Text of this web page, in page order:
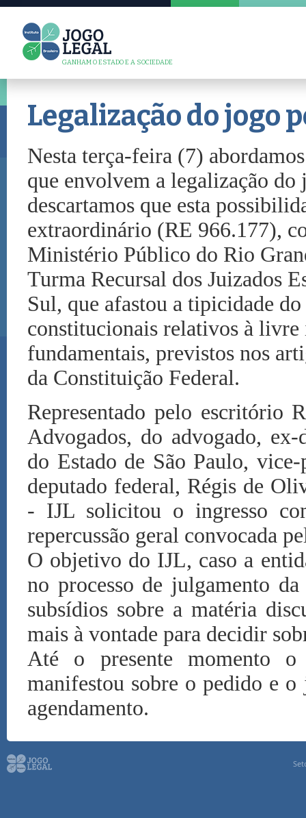
GANHAM O ESTADO E A SOCIEDADE
Legalização do jogo
Nesta terça-feira (7)
que envolvem a legalização
descartamos que esta
extraordinário (RE 966.177),
Ministério Público do Rio
Turma Recursal dos Juizados
Sul, que afastou a tipicidade
constitucionais relativos à
fundamentais, previstos nos
da Constituição Federal.
Representado pelo escritório
Advogados, do advogado,
do Estado de São Paulo,
deputado federal, Régis de
- IJL solicitou o ingresso
repercussão geral convocada
O objetivo do IJL, caso a
no processo de julgamento
subsídios sobre a matéria
mais à vontade para decidir
Até o presente momento
manifestou sobre o pedido e
agendamento.